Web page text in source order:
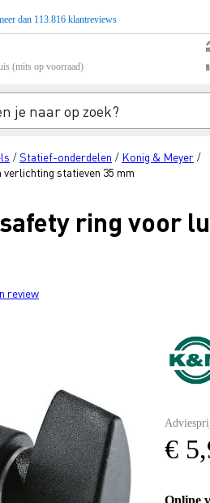
dan 113.816 klantreviews
(mits op voorraad)
/Statief-onderdelen / Konig & Meyer /
statieven 35 mm
ring voor
review
€